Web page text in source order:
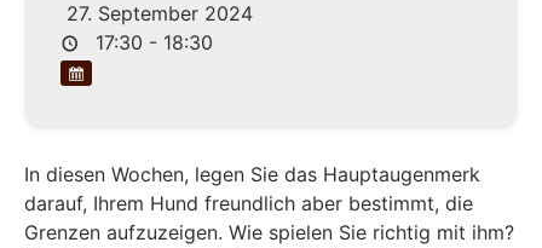
27. September 2024
17:30 - 18:30
In diesen Wochen, legen Sie das Hauptaugenmerk
darauf, Ihrem Hund freundlich aber bestimmt, die
Grenzen aufzuzeigen. Wie spielen Sie richtig mit ihm?